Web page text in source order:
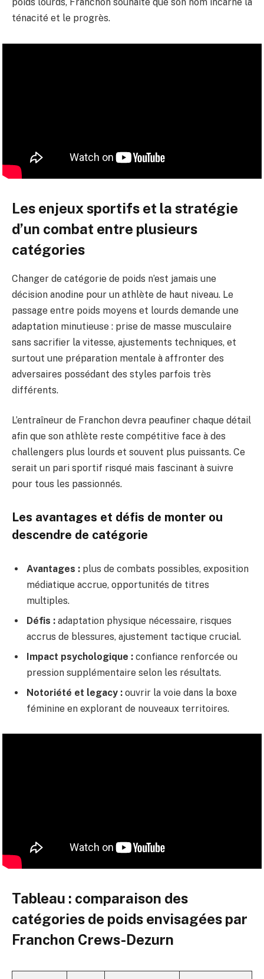
poids lourds, Franchon souhaite que son nom incarne la
ténacité et le progrès.
Les enjeux sportifs et la stratégie
d’un combat entre plusieurs
catégories
Changer de catégorie de poids n’est jamais une
décision anodine pour un athlète de haut niveau. Le
passage entre poids moyens et lourds demande une
adaptation minutieuse : prise de masse musculaire
sans sacrifier la vitesse, ajustements techniques, et
surtout une préparation mentale à affronter des
adversaires possédant des styles parfois très
différents.
L’entraîneur de Franchon devra peaufiner chaque détail
afin que son athlète reste compétitive face à des
challengers plus lourds et souvent plus puissants. Ce
serait un pari sportif risqué mais fascinant à suivre
pour tous les passionnés.
Les avantages et défis de monter ou
descendre de catégorie
Avantages : plus de combats possibles, exposition
médiatique accrue, opportunités de titres
multiples.
Défis : adaptation physique nécessaire, risques
accrus de blessures, ajustement tactique crucial.
Impact psychologique : confiance renforcée ou
pression supplémentaire selon les résultats.
Notoriété et legacy : ouvrir la voie dans la boxe
féminine en explorant de nouveaux territoires.
Tableau : comparaison des
catégories de poids envisagées par
Franchon Crews-Dezurn